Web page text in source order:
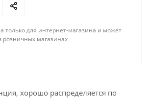
только для интернет-магазина и может
розничных магазинах
хорошо распределяется по